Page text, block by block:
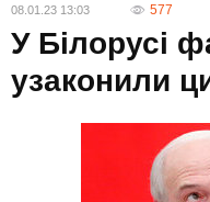
08.01.23 13:03 577
У Білорусі
узаконили